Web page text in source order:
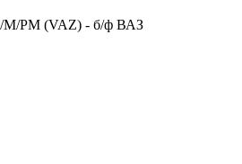
M/PM (VAZ) - б/ф ВАЗ